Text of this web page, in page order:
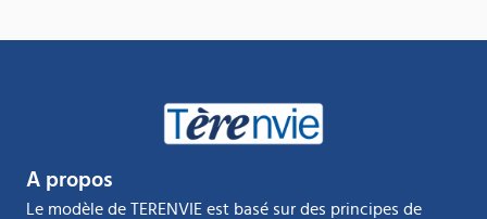
A propos
Le modèle de TERENVIE est basé sur des principes de